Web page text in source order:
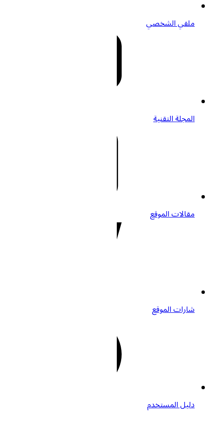
ملفي الشخصي
المجلة التقنية
مقالات الموقع
شارات الموقع
دليل المستخدم